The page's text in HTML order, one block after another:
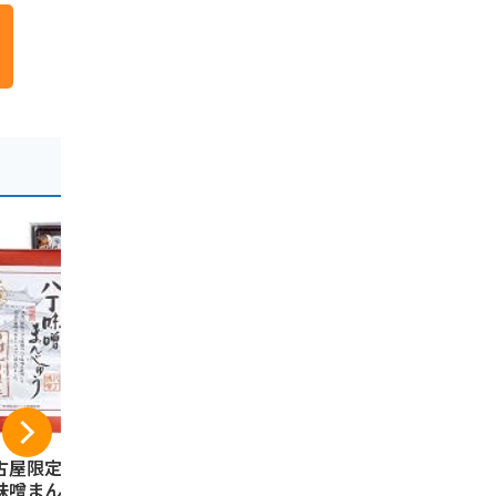
屋限定まるや八
噌まんじゅう(2